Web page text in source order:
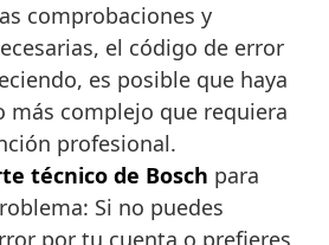
comprobaciones y
el código de error
es posible que haya
más complejo que requiera
profesional.
técnico de Bosch para
Si no puedes